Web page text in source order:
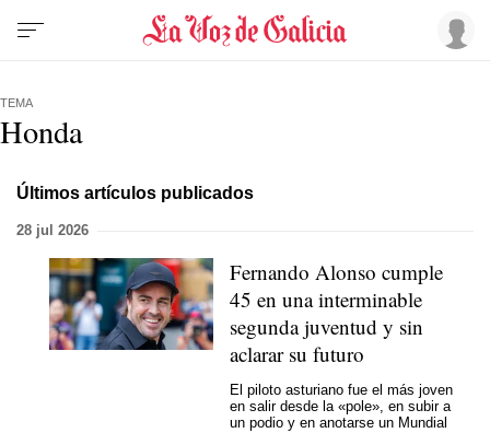
TEMA
Honda
Últimos artículos publicados
28 jul 2026
Fernando Alonso cumple
45 en una interminable
segunda juventud y sin
aclarar su futuro
El piloto asturiano fue el más joven
en salir desde la «pole», en subir a
un podio y en anotarse un Mundial